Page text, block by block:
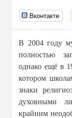
Вконтакте
В 2004 году
полностью
однако ещё в
котором
знаки
духовными
крайним